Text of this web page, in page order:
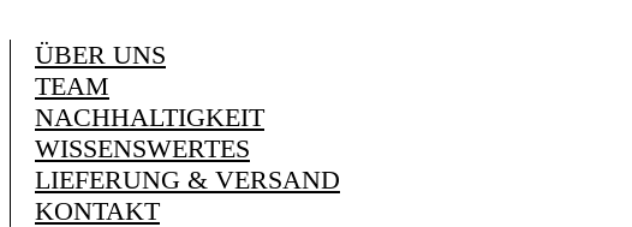
ÜBER UNS
TEAM
NACHHALTIGKEIT
WISSENSWERTES
LIEFERUNG & VERSAND
KONTAKT